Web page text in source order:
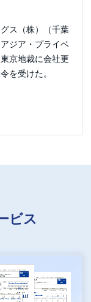
ス（株）（千葉
ジア・プライベ
京地裁に会社更
を受けた。
ビス